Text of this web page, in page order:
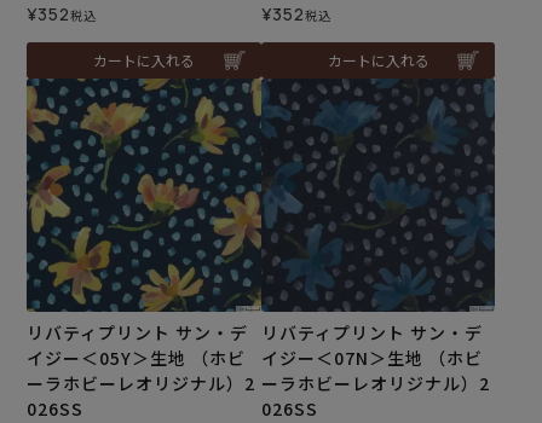
¥352税込
カートに入れる
¥352税込
カートに入れる
リバティプリント サン・デ
イジー＜05Y＞生地 （ホビ
ーラホビーレオリジナル）2
026SS
リバティプリント サン・デ
イジー＜07N＞生地 （ホビ
ーラホビーレオリジナル）2
026SS